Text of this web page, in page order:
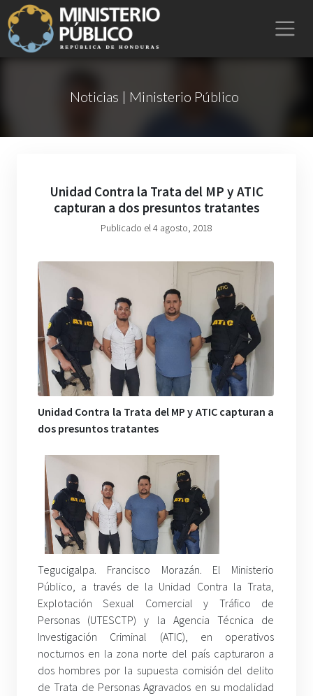
Noticias | Ministerio Público
Unidad Contra la Trata del MP y ATIC
capturan a dos presuntos tratantes
Publicado el 4 agosto, 2018
Unidad Contra la Trata del MP y ATIC capturan a
dos presuntos tratantes
Tegucigalpa. Francisco Morazán. El Ministerio
Público, a través de la Unidad Contra la Trata,
Explotación Sexual Comercial y Tráfico de
Personas (UTESCTP) y la Agencia Técnica de
Investigación Criminal (ATIC), en operativos
nocturnos en la zona norte del país capturaron a
dos hombres por la supuesta comisión del delito
de Trata de Personas Agravados en su modalidad